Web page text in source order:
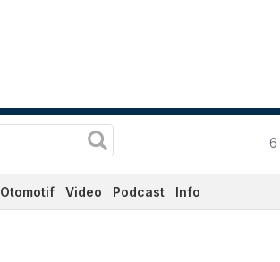
6
Otomotif Video Podcast Info